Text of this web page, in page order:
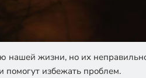
жизни, но их
избежать проблем.